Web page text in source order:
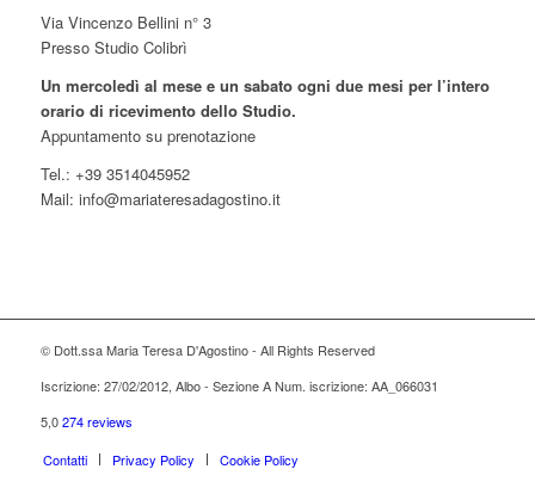
Via Vincenzo Bellini n° 3
Presso Studio Colibrì
Un mercoledì al mese e un sabato ogni due mesi per l’intero
orario di ricevimento dello Studio.
Appuntamento su prenotazione
Tel.: +39 3514045952
Mail: info@mariateresadagostino.it
© Dott.ssa Maria Teresa D'Agostino - All Rights Reserved
Iscrizione: 27/02/2012, Albo - Sezione A Num. iscrizione: AA_066031
5,0 274 reviews
Contatti
Privacy Policy Cookie Policy